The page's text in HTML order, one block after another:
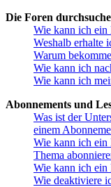
Die Foren
Wie kann ich ein
Weshalb erhalte
Warum
Wie kann ich
Wie kann ich
Abonnements und
Was ist der
einem
Wie kann ich ein
Thema
Wie kann ich ein
Wie deaktiviere